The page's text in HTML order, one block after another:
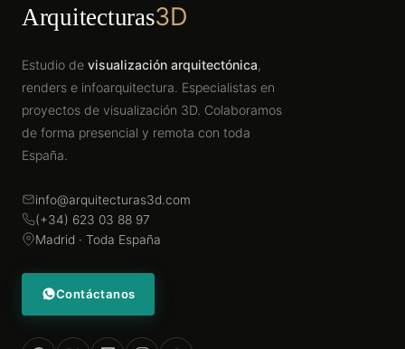
Arquitecturas3D
Estudio de visualización arquitectónica,
renders e infoarquitectura. Especialistas en
proyectos de visualización 3D. Colaboramos
de forma presencial y remota con toda
España.
info@arquitecturas3d.com
(+34) 623 03 88 97
Madrid · Toda España
Contáctanos